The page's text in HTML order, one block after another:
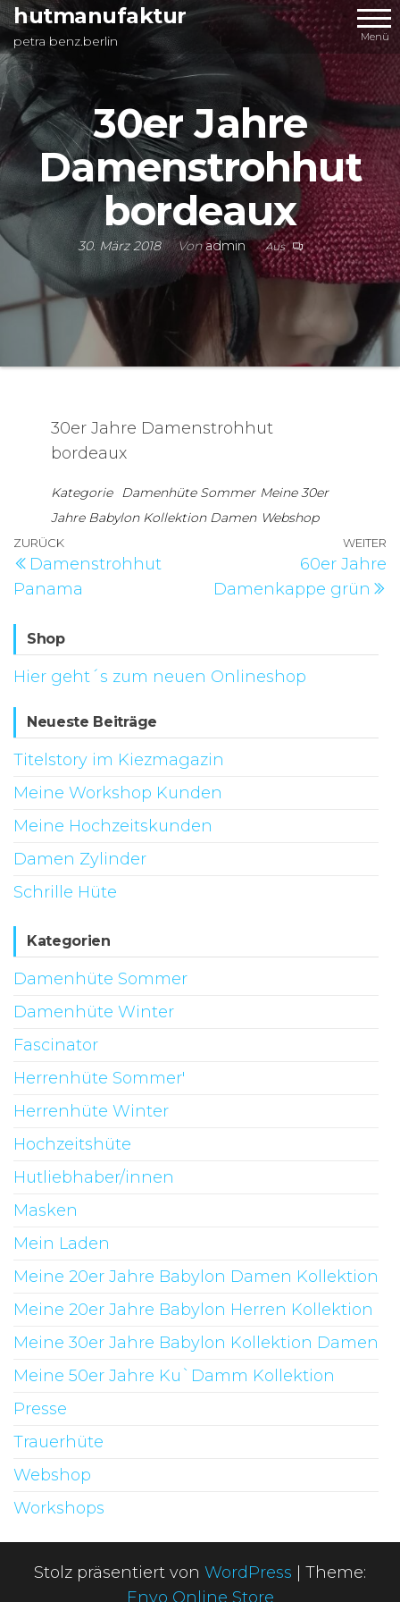
Zum
Inhalt
springen
hutmanufaktur
petra benz.berlin Menü
30er Jahre
Damenstrohhut
bordeaux
30. März 2018 Vonadmin Aus
30er Jahre Damenstrohhut
bordeaux
Kategorie Damenhüte Sommer Meine 30er
Jahre Babylon Kollektion Damen Webshop
Beitragsnavigation
Vorheriger
Beitrag
ZURÜCK
Damenstrohhut
Panama
WEITER
60er Jahre
Damenkappe grün
Shop
Hier geht´s zum neuen Onlineshop
Neueste Beiträge
Titelstory im Kiezmagazin
Meine Workshop Kunden
Meine Hochzeitskunden
Damen Zylinder
Schrille Hüte
Kategorien
Damenhüte Sommer
Damenhüte Winter
Fascinator
Herrenhüte Sommer'
Herrenhüte Winter
Hochzeitshüte
Hutliebhaber/innen
Masken
Mein Laden
Meine 20er Jahre Babylon Damen Kollektion
Meine 20er Jahre Babylon Herren Kollektion
Meine 30er Jahre Babylon Kollektion Damen
Meine 50er Jahre Ku`Damm Kollektion
Presse
Trauerhüte
Webshop
Workshops
Stolz präsentiert von WordPress
Theme:
Envo Online Store